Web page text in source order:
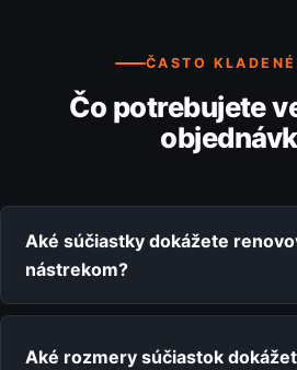
ČASTO
Čo potrebujete
Aké súčiastky dokážete
nástrekom?
Aké rozmery súčiastok